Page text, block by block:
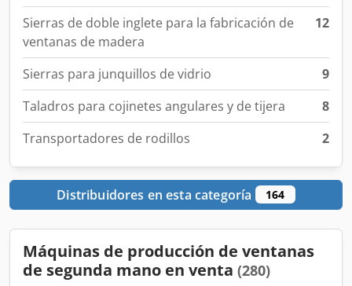
Sierras de doble inglete para la fabricación de
ventanas de madera
12
Sierras para junquillos de vidrio
9
Taladros para cojinetes angulares y de tijera
8
Transportadores de rodillos
2
Distribuidores en esta categoría 164
Máquinas de producción de ventanas
de segunda mano en venta (280)